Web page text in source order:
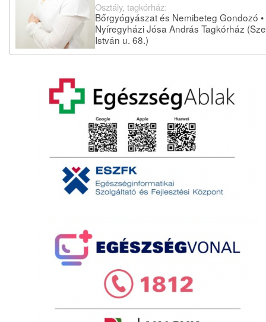
Osztály, tagkórház:
Bőrgyógyászat és Nemibeteg Gondozó •
Nyíregyházi Jósa András Tagkórház
István u. 68.)